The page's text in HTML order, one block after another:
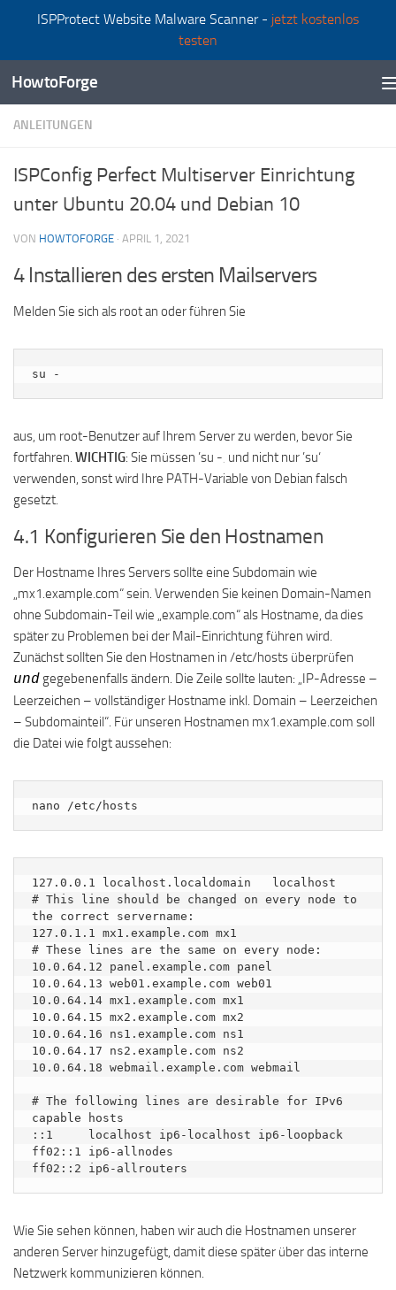
ISPProtect Website Malware Scanner - jetzt kostenlos
testen
Zum Inhalt springen
HowtoForge
ANLEITUNGEN
ISPConfig Perfect Multiserver Einrichtung
unter Ubuntu 20.04 und Debian 10
VON HOWTOFORGE · APRIL 1, 2021
4 Installieren des ersten Mailservers
Melden Sie sich als root an oder führen Sie
su -
aus, um root-Benutzer auf Ihrem Server zu werden, bevor Sie
fortfahren. WICHTIG: Sie müssen ’su -‚ und nicht nur ’su‘
verwenden, sonst wird Ihre PATH-Variable von Debian falsch
gesetzt.
4.1 Konfigurieren Sie den Hostnamen
Der Hostname Ihres Servers sollte eine Subdomain wie
„mx1.example.com“ sein. Verwenden Sie keinen Domain-Namen
ohne Subdomain-Teil wie „example.com“ als Hostname, da dies
später zu Problemen bei der Mail-Einrichtung führen wird.
Zunächst sollten Sie den Hostnamen in /etc/hosts überprüfen
und gegebenenfalls ändern. Die Zeile sollte lauten: „IP-Adresse –
Leerzeichen – vollständiger Hostname inkl. Domain – Leerzeichen
– Subdomainteil“. Für unseren Hostnamen mx1.example.com soll
die Datei wie folgt aussehen:
nano /etc/hosts
127.0.0.1 localhost.localdomain   localhost
# This line should be changed on every node to
the correct servername:
127.0.1.1 mx1.example.com mx1
# These lines are the same on every node:
10.0.64.12 panel.example.com panel
10.0.64.13 web01.example.com web01
10.0.64.14 mx1.example.com mx1
10.0.64.15 mx2.example.com mx2
10.0.64.16 ns1.example.com ns1
10.0.64.17 ns2.example.com ns2
10.0.64.18 webmail.example.com webmail
# The following lines are desirable for IPv6
capable hosts
::1     localhost ip6-localhost ip6-loopback
ff02::1 ip6-allnodes
ff02::2 ip6-allrouters
Wie Sie sehen können, haben wir auch die Hostnamen unserer
anderen Server hinzugefügt, damit diese später über das interne
Netzwerk kommunizieren können.